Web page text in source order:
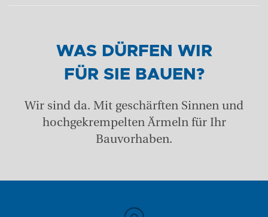
WAS DÜRFEN WIR
FÜR SIE BAUEN?
Wir sind da. Mit geschärften Sinnen und
hochgekrempelten Ärmeln für Ihr
Bauvorhaben.